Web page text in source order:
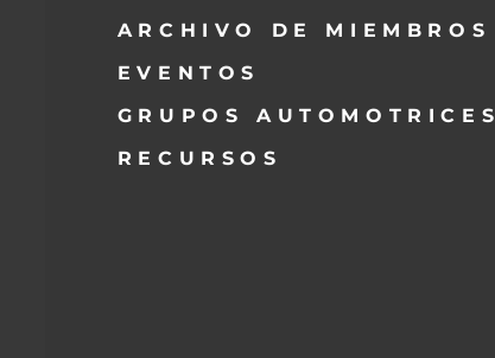
ARCHIVO DE MIEMBROS
EVENTOS
GRUPOS AUTOMOTRICES
RECURSOS